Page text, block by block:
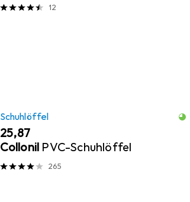
12
Schuhlöffel
EUR
25,87
Collonil PVC-Schuhlöffel
265